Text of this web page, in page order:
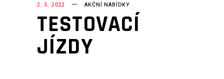
2. 5. 2022 AKČNÍ NABÍDKY
TESTOVACÍ
JÍZDY